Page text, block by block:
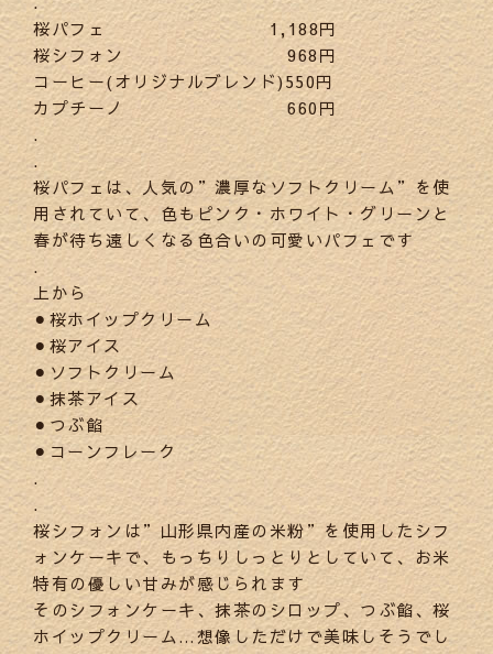
桜パフェ 1,188円
桜シフォン 968円
コーヒー(オリジナルブレンド)550円
カプチーノ 660円
.
.
桜パフェは、人気の”濃厚なソフトクリーム”を使
用されていて、色もピンク・ホワイト・グリーンと
春が待ち遠しくなる色合いの可愛いパフェです
.
上から
⚫︎桜ホイップクリーム
⚫︎桜アイス
⚫︎ソフトクリーム
⚫︎抹茶アイス
⚫︎つぶ餡
⚫︎コーンフレーク
.
.
桜シフォンは”山形県内産の米粉”を使用したシフ
ォンケーキで、もっちりしっとりとしていて、お米
特有の優しい甘みが感じられます
そのシフォンケーキ、抹茶のシロップ、つぶ餡、桜
ホイップクリーム…想像しただけで美味しそうでし